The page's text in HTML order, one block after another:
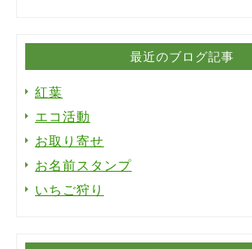
最近のブログ記事
紅葉
エコ活動
お取り寄せ
お名前スタンプ
いちご狩り